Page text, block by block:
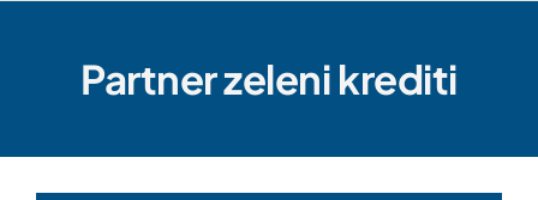
Partner zeleni krediti